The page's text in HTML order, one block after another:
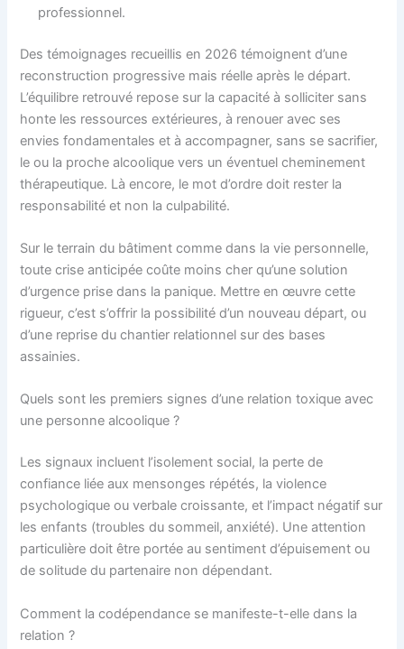
professionnel.
Des témoignages recueillis en 2026 témoignent d’une
reconstruction progressive mais réelle après le départ.
L’équilibre retrouvé repose sur la capacité à solliciter sans
honte les ressources extérieures, à renouer avec ses
envies fondamentales et à accompagner, sans se sacrifier,
le ou la proche alcoolique vers un éventuel cheminement
thérapeutique. Là encore, le mot d’ordre doit rester la
responsabilité et non la culpabilité.
Sur le terrain du bâtiment comme dans la vie personnelle,
toute crise anticipée coûte moins cher qu’une solution
d’urgence prise dans la panique. Mettre en œuvre cette
rigueur, c’est s’offrir la possibilité d’un nouveau départ, ou
d’une reprise du chantier relationnel sur des bases
assainies.
Quels sont les premiers signes d’une relation toxique avec
une personne alcoolique ?
Les signaux incluent l’isolement social, la perte de
confiance liée aux mensonges répétés, la violence
psychologique ou verbale croissante, et l’impact négatif sur
les enfants (troubles du sommeil, anxiété). Une attention
particulière doit être portée au sentiment d’épuisement ou
de solitude du partenaire non dépendant.
Comment la codépendance se manifeste-t-elle dans la
relation ?